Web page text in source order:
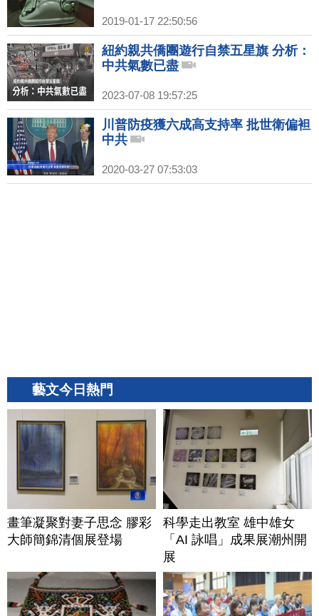
2019-01-17 22:50:56
紐約親共僑團遊行自禁五星旗 分析：
中共氣數已盡
2023-07-08 19:57:25
川普防疫獲六成高支持率 批世衛偏袒
中共
2020-03-27 07:53:03
藝文今日熱門
畫筆凝聚對妻子思念 膠彩
大師簡錦清個展登場
科學走出教室 雄中雄女
「AI 詠唱」成果展潮州開
展